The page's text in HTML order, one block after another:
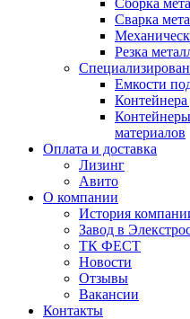
Сборка
Сварка
Резка
Емкости
материалов
Оплата и доставка
Лизинг
Авито
О компании
История
Завод в
ТК ФЕСТ
Новости
Отзывы
Вакансии
Контакты